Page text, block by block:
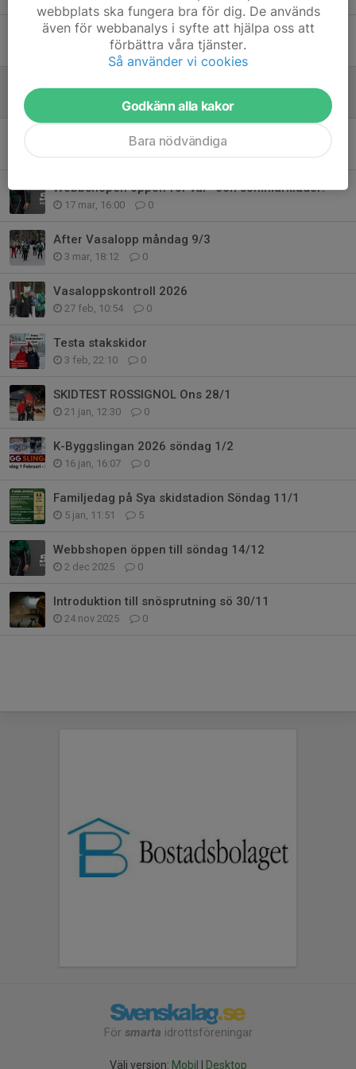
Underhåll och utveckling av anläggningen
29 apr, 17:32 0
28 apr, 08:37 0
Funktionärer till Blodomloppet torsdag 21 maj
Webbshopen öppen för vår- och sommarkläder!
17 mar, 16:00 0
After Vasalopp måndag 9/3
3 mar, 18:12 0
Vasaloppskontroll 2026
27 feb, 10:54 0
Testa stakskidor
3 feb, 22:10 0
SKIDTEST ROSSIGNOL Ons 28/1
21 jan, 12:30 0
K-Byggslingan 2026 söndag 1/2
16 jan, 16:07 0
Familjedag på Sya skidstadion Söndag 11/1
5 jan, 11:51 5
Webbshopen öppen till söndag 14/12
2 dec 2025 0
Introduktion till snösprutning sö 30/11
24 nov 2025 0
För smarta idrottsföreningar
Välj version: Mobil | Desktop
webbplats ska fungera bra för dig. De används
även för webbanalys i syfte att hjälpa oss att
förbättra våra tjänster.
Så använder vi cookies
Godkänn alla kakor
Bara nödvändiga